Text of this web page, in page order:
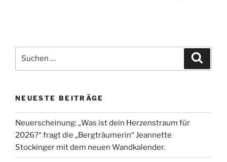
nach:
NEUESTE BEITRÄGE
Neuerscheinung: „Was ist dein Herzenstraum für
2026?“ fragt die „Bergträumerin“ Jeannette
Stockinger mit dem neuen Wandkalender.